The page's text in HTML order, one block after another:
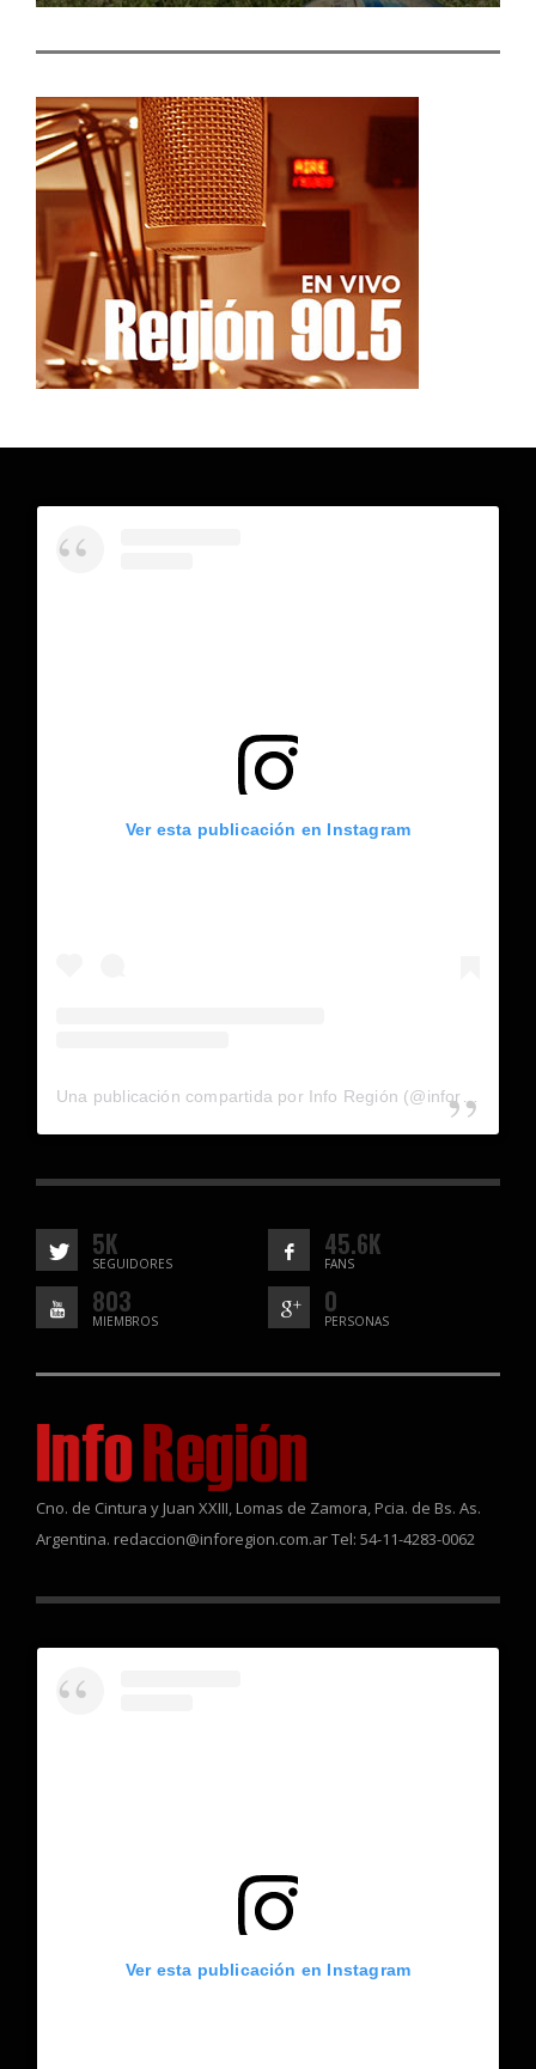
Ver esta publicación en Instagram
5K
SEGUIDORES
45.6K
FANS
803
MIEMBROS
0
PERSONAS
Cno. de Cintura y Juan XXIII, Lomas de Zamora, Pcia. de Bs. As.
Argentina. redaccion@inforegion.com.ar Tel: 54-11-4283-0062
Ver esta publicación en Instagram